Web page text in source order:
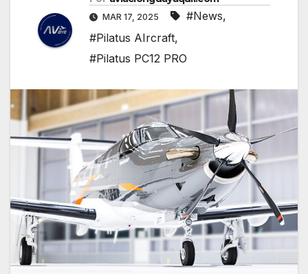
MAR 17, 2025 #News,
#Pilatus AIrcraft,
#Pilatus PC12 PRO